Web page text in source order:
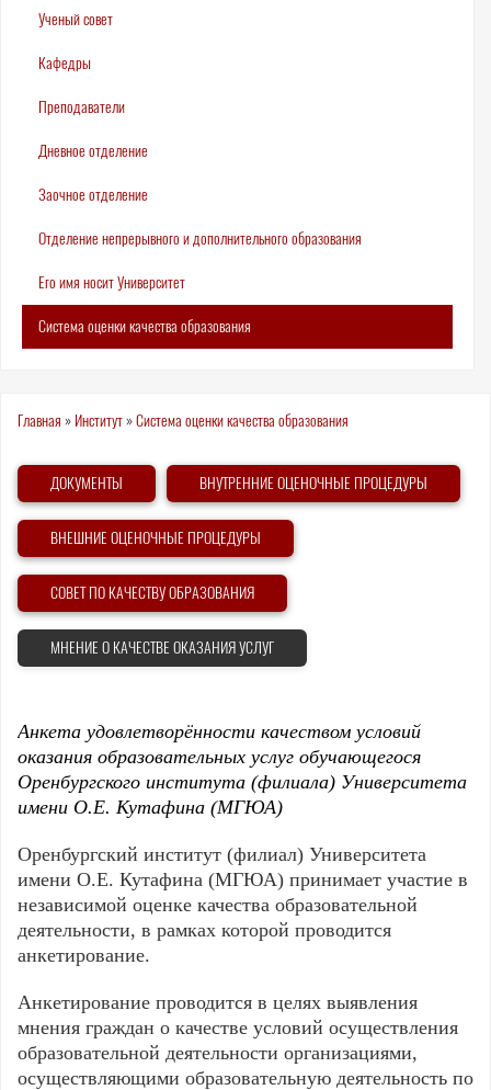
Ученый совет
Кафедры
Преподаватели
Дневное отделение
Заочное отделение
Отделение непрерывного и дополнительного образования
Его имя носит Университет
Система оценки качества образования
Вы
здесь
Главная » Институт»Система оценки качества образования
ДОКУМЕНТЫ ВНУТРЕННИЕ ОЦЕНОЧНЫЕ ПРОЦЕДУРЫ
ВНЕШНИЕ ОЦЕНОЧНЫЕ ПРОЦЕДУРЫ
СОВЕТ ПО КАЧЕСТВУ ОБРАЗОВАНИЯ
МНЕНИЕ О КАЧЕСТВЕ ОКАЗАНИЯ УСЛУГ
Анкета удовлетворённости качеством условий
оказания образовательных услуг обучающегося
Оренбургского института (филиала) Университета
имени О.Е. Кутафина (МГЮА)
Оренбургский институт (филиал) Университета
имени О.Е. Кутафина (МГЮА) принимает участие в
независимой оценке качества образовательной
деятельности, в рамках которой проводится
анкетирование.
Анкетирование проводится в целях выявления
мнения граждан о качестве условий осуществления
образовательной деятельности организациями,
осуществляющими образовательную деятельность по